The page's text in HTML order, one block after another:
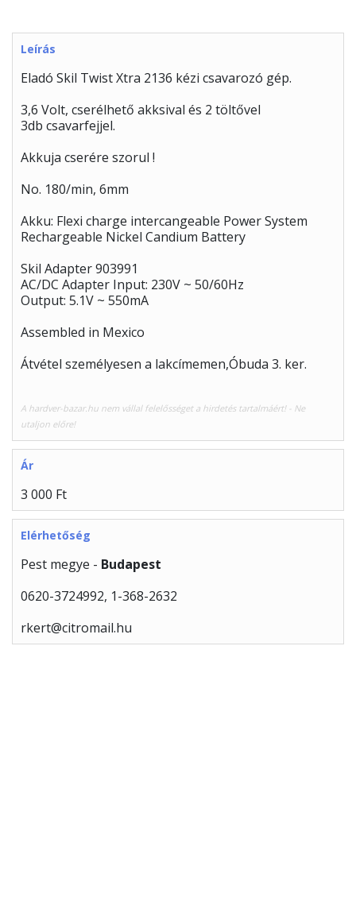
Leírás
Eladó Skil Twist Xtra 2136 kézi csavarozó gép.
3,6 Volt, cserélhető akksival és 2 töltővel
3db csavarfejjel.
Akkuja cserére szorul !
No. 180/min, 6mm
Akku: Flexi charge intercangeable Power System
Rechargeable Nickel Candium Battery
Skil Adapter 903991
AC/DC Adapter Input: 230V ~ 50/60Hz
Output: 5.1V ~ 550mA
Assembled in Mexico
Átvétel személyesen a lakcímemen,Óbuda 3. ker.
A hardver-bazar.hu nem vállal felelősséget a hirdetés tartalmáért! - Ne
utaljon előre!
Ár
3 000 Ft
Elérhetőség
Pest megye - Budapest
0620-3724992, 1-368-2632
rkert@citromail.hu